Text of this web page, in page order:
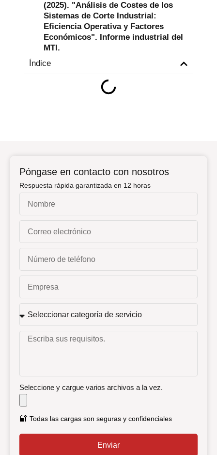
Índice
(2025). "Análisis de Costes de los
Sistemas de Corte Industrial:
Eficiencia Operativa y Factores
Económicos". Informe industrial del
MTI.
Póngase en contacto con nosotros
Respuesta rápida garantizada en 12 horas
Seleccione y cargue varios archivos a la vez.
🔐 Todas las cargas son seguras y confidenciales
Enviar